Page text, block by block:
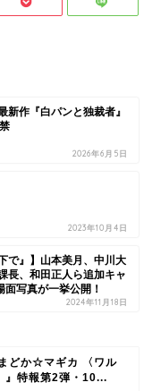
新作『白パンと独裁者』
2026年6月5日
2023年10月4日
で』】山本美月、中川大
長、和田正人ら追加キャ
写真が一挙公開！
2024年11月18日
どか☆マギカ 〈ワル
』特報第2弾・10...